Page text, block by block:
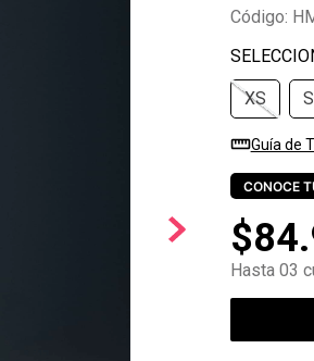
Código:
XS S
Guía de
CONOCE
$84.
Hasta 03